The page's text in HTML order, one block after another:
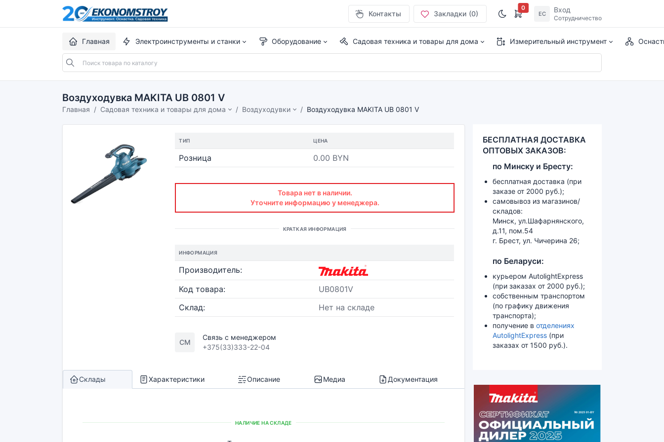
Контакты Закладки (0)
0
ЕС Вход
Сотрудничество
Главная Электроинструменты и станки Оборудование Садовая техника и товары для дома Измерительный инструмент
Воздуходувка MAKITA UB 0801 V
Главная Садовая техника и товары для дома Воздуходувки Воздуходувка MAKITA UB 0801 V
ТИП ЦЕНА
Розница 0.00 BYN
Товара нет в наличии.
Уточните информацию у менеджера.
КРАТКАЯ ИНФОРМАЦИЯ
ИНФОРМАЦИЯ
Производитель:
Код товара:
UB0801V
Склад:
Нет на складе
СМ
Связь с менеджером
+375(33)333-22-04
Склады Характеристики Описание Медиа Документация
НАЛИЧИЕ НА СКЛАДЕ
БЕСПЛАТНАЯ ДОСТАВКА
ОПТОВЫХ ЗАКАЗОВ:
по Минску и Бресту:
бесплатная доставка (при
заказе от 2000 руб.);
самовывоз из магазинов/
складов:
Минск, ул.Шафарнянского,
д.11, пом.54
г. Брест, ул. Чичерина 26;
по Беларуси:
курьером AutolightExpress
(при заказах от 2000 руб.);
собственным транспортом
(по графику движения
транспорта);
получение в отделениях
AutolightExpress (при
заказах от 1500 руб.).